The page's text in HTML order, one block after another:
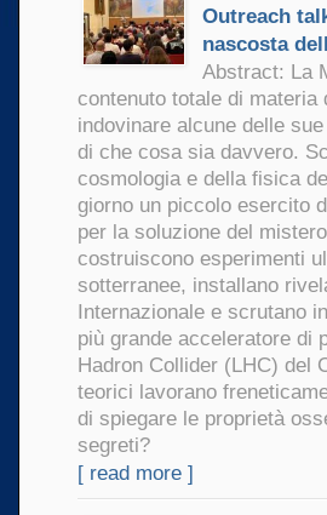
Outreach
nascosta
Abstract: La
contenuto totale di materia
indovinare alcune delle
di che cosa sia davvero.
cosmologia e della fisica
giorno un piccolo esercito
per la soluzione del
costruiscono esperimenti
sotterranee, installano
Internazionale e scrutano
più grande acceleratore di
Hadron Collider (LHC) del
teorici lavorano
di spiegare le proprietà
segreti?
[ read more ]